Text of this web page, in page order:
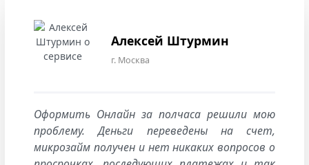
Алексей Штурмин
г. Москва
Оформить Онлайн за полчаса решили мою
проблему. Деньги переведены на счет,
микрозайм получен и нет никаких вопросов о